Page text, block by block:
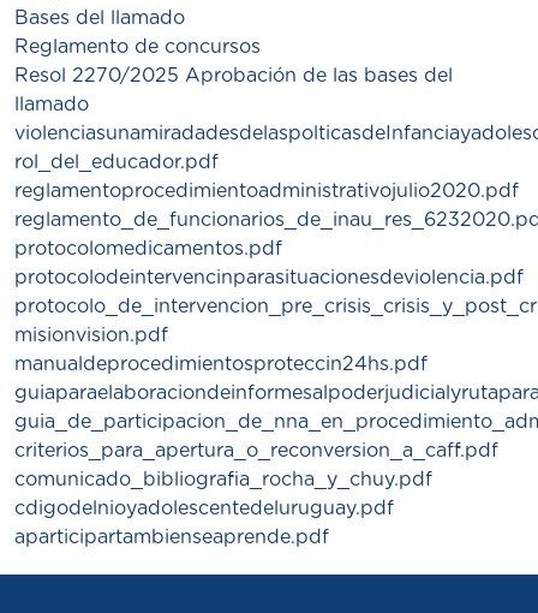
Bases del llamado
Reglamento de concursos
Resol 2270/2025 Aprobación de las bases del
llamado
rol_del_educador.pdf
reglamentoprocedimientoadministrativojulio2020.pdf
protocolomedicamentos.pdf
protocolodeintervencinparasituacionesdeviolencia.pdf
misionvision.pdf
manualdeprocedimientosproteccin24hs.pdf
criterios_para_apertura_o_reconversion_a_caff.pdf
comunicado_bibliografia_rocha_y_chuy.pdf
cdigodelnioyadolescentedeluruguay.pdf
aparticipartambienseaprende.pdf